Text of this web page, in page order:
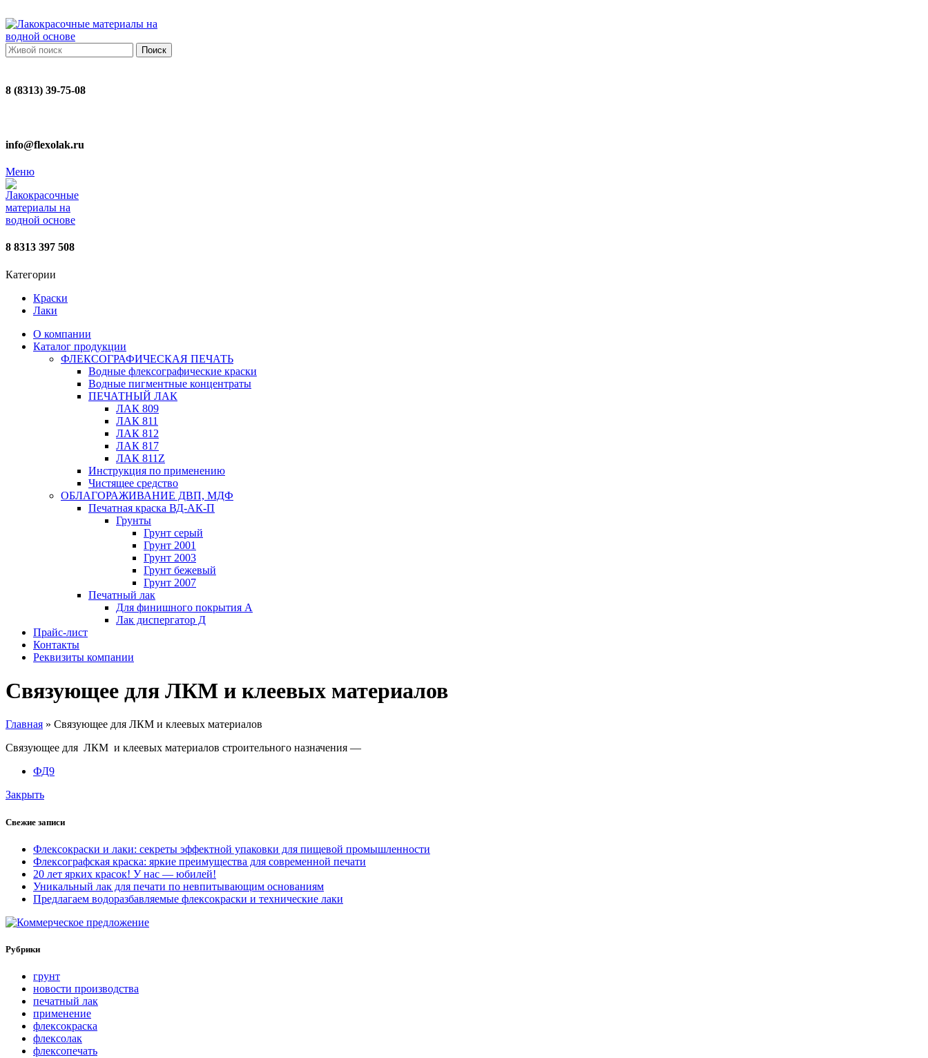
Поиск
8 (8313) 39-75-08
info@flexolak.ru
Меню
8 8313 397 508
Категории
Краски
Лаки
О компании
Каталог продукции
ФЛЕКСОГРАФИЧЕСКАЯ ПЕЧАТЬ
Водные флексографические краски
Водные пигментные концентраты
ПЕЧАТНЫЙ ЛАК
ЛАК 809
ЛАК 811
ЛАК 812
ЛАК 817
ЛАК 811Z
Инструкция по применению
Чистящее средство
ОБЛАГОРАЖИВАНИЕ ДВП, МДФ
Печатная краска ВД-АК-П
Грунты
Грунт серый
Грунт 2001
Грунт 2003
Грунт бежевый
Грунт 2007
Печатный лак
Для финишного покрытия А
Лак диспергатор Д
Прайс-лист
Контакты
Реквизиты компании
Связующее для ЛКМ и клеевых материалов
Главная » Связующее для ЛКМ и клеевых материалов
Связующее для ЛКМ и клеевых материалов строительного назначения —
ФД9
Закрыть
Свежие записи
Флексокраски и лаки: секреты эффектной упаковки для пищевой промышленности
Флексографская краска: яркие преимущества для современной печати
20 лет ярких красок! У нас — юбилей!
Уникальный лак для печати по невпитывающим основаниям
Предлагаем водоразбавляемые флексокраски и технические лаки
Рубрики
грунт
новости производства
печатный лак
применение
флексокраска
флексолак
флексопечать